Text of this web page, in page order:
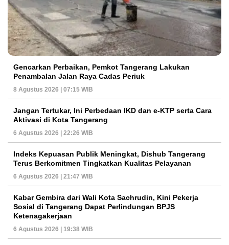
Gencarkan Perbaikan, Pemkot Tangerang Lakukan
Penambalan Jalan Raya Cadas Periuk
8 Agustus 2026 | 07:15 WIB
Jangan Tertukar, Ini Perbedaan IKD dan e-KTP serta Cara
Aktivasi di Kota Tangerang
6 Agustus 2026 | 22:26 WIB
Indeks Kepuasan Publik Meningkat, Dishub Tangerang
Terus Berkomitmen Tingkatkan Kualitas Pelayanan
6 Agustus 2026 | 21:47 WIB
Kabar Gembira dari Wali Kota Sachrudin, Kini Pekerja
Sosial di Tangerang Dapat Perlindungan BPJS
Ketenagakerjaan
6 Agustus 2026 | 19:38 WIB